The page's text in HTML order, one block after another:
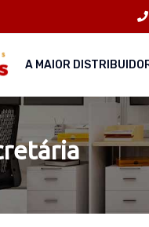
A MAIOR